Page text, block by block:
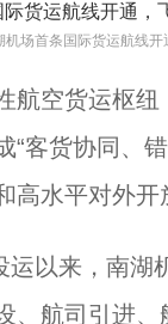
机场首条国际货运航线
空货运枢纽
“客货协同、
高水平对外开
以来，南湖
、航司引进